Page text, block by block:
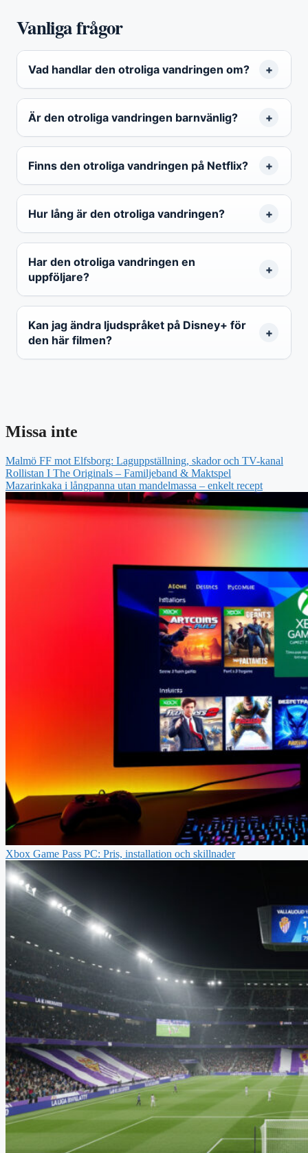
Vanliga frågor
Vad handlar den otroliga vandringen om?
Är den otroliga vandringen barnvänlig?
Finns den otroliga vandringen på Netflix?
Hur lång är den otroliga vandringen?
Har den otroliga vandringen en
uppföljare?
Kan jag ändra ljudspråket på Disney+ för
den här filmen?
Missa inte
Malmö FF mot Elfsborg: Laguppställning, skador och TV-kanal
Rollistan I The Originals – Familjeband & Maktspel
Mazarinkaka i långpanna utan mandelmassa – enkelt recept
Xbox Game Pass PC: Pris, installation och skillnader